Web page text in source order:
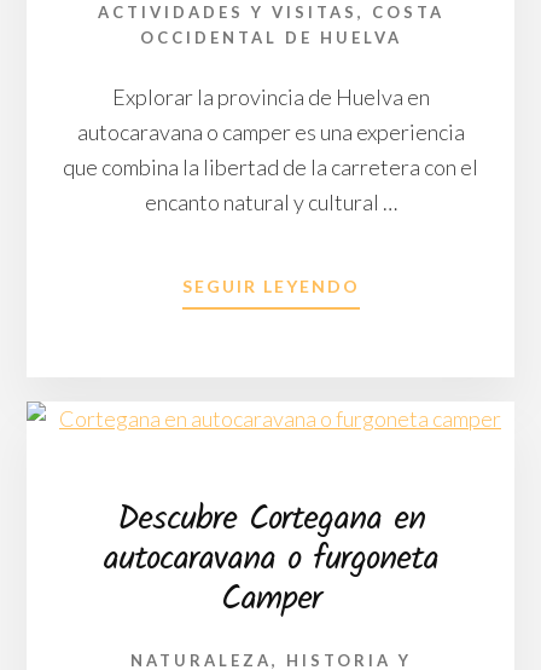
ACTIVIDADES Y VISITAS , COSTA
OCCIDENTAL DE HUELVA
Explorar la provincia de Huelva en
autocaravana o camper es una experiencia
que combina la libertad de la carretera con el
encanto natural y cultural …
SEGUIR LEYENDO
DE
POR
UMBRÍA:
LA
COSTA
EN
Descubre Cortegana en
autocaravana o furgoneta
Camper
NATURALEZA, HISTORIA Y